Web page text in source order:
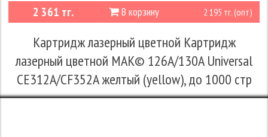
В корзину
2 361 тг. 2 195 тг. (опт)
Картридж лазерный цветной Картридж
лазерный цветной MAK© 126A/130A Universal
CE312A/CF352A желтый (yellow), до 1000 стр